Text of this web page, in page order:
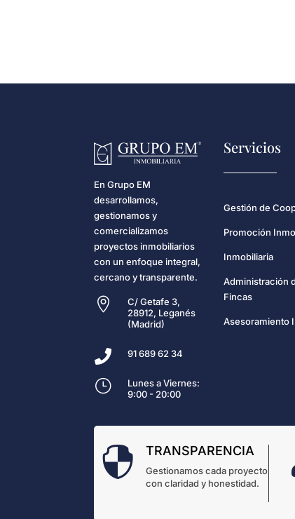
En Grupo EM
desarrollamos,
gestionamos y
comercializamos
proyectos inmobiliarios
con un enfoque integral,
cercano y transparente.

C/ Getafe 3,
28912, Leganés
(Madrid)
 91 689 62 34
}
Lunes a Viernes:
9:00 - 20:00
Servicios
Gestión de
Promoción
Inmobiliaria
Administración
Fincas
Asesoramiento
 TRANSPARENCIA
Gestionamos cada proyecto
con claridad y honestidad.